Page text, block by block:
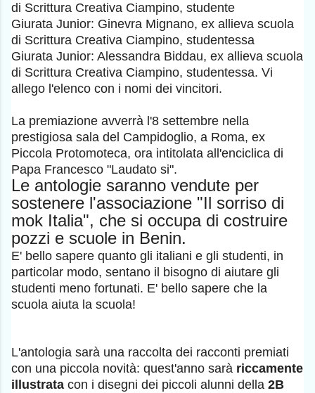
di Scrittura Creativa Ciampino, studente
Giurata Junior: Ginevra Mignano, ex allieva scuola
di Scrittura Creativa Ciampino, studentessa
Giurata Junior: Alessandra Biddau, ex allieva scuola
di Scrittura Creativa Ciampino, studentessa. Vi
allego l'elenco con i nomi dei vincitori.
La premiazione avverrà l'8 settembre nella
prestigiosa sala del Campidoglio, a Roma, ex
Piccola Protomoteca, ora intitolata all'enciclica di
Papa Francesco "Laudato si".
Le antologie saranno vendute per
sostenere l'associazione "Il sorriso di
mok Italia", che si occupa di costruire
pozzi e scuole in Benin.
E' bello sapere quanto gli italiani e gli studenti, in
particolar modo, sentano il bisogno di aiutare gli
studenti meno fortunati. E' bello sapere che la
scuola aiuta la scuola!
L'antologia sarà una raccolta dei racconti premiati
con una piccola novità: quest'anno sarà riccamente
illustrata con i disegni dei piccoli alunni della 2B